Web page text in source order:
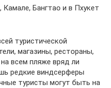
Бангтао и в Пхукет
туристической
магазины, рестораны,
всем пляже вряд ли
редкие виндсерферы
туристы могут быть на